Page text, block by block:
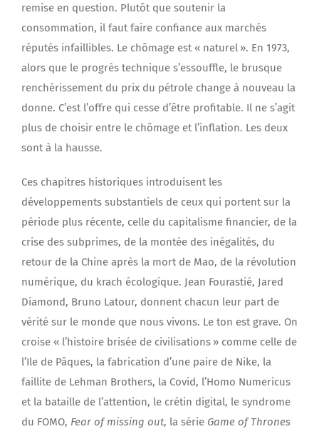
remise en question. Plutôt que soutenir la
consommation, il faut faire confiance aux marchés
réputés infaillibles. Le chômage est « naturel ». En 1973,
alors que le progrès technique s’essouffle, le brusque
renchérissement du prix du pétrole change à nouveau la
donne. C’est l’offre qui cesse d’être profitable. Il ne s’agit
plus de choisir entre le chômage et l’inflation. Les deux
sont à la hausse.
Ces chapitres historiques introduisent les
développements substantiels de ceux qui portent sur la
période plus récente, celle du capitalisme financier, de la
crise des subprimes, de la montée des inégalités, du
retour de la Chine après la mort de Mao, de la révolution
numérique, du krach écologique. Jean Fourastié, Jared
Diamond, Bruno Latour, donnent chacun leur part de
vérité sur le monde que nous vivons. Le ton est grave. On
croise « l’histoire brisée de civilisations » comme celle de
l’Ile de Pâques, la fabrication d’une paire de Nike, la
faillite de Lehman Brothers, la Covid, l’Homo Numericus
et la bataille de l’attention, le crétin digital, le syndrome
du FOMO, Fear of missing out, la série Game of Thrones